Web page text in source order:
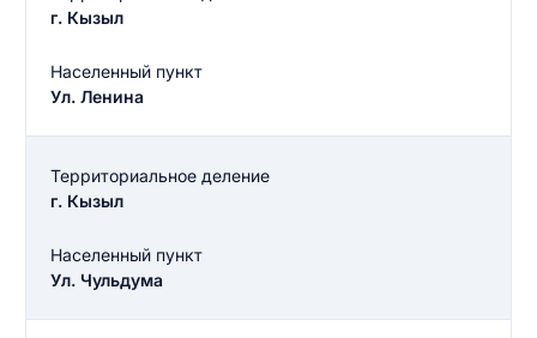
г. Кызыл
Населенный пункт
Ул. Ленина
Территориальное деление
г. Кызыл
Населенный пункт
Ул. Чульдума
Введите свое имя
Введите свое имя